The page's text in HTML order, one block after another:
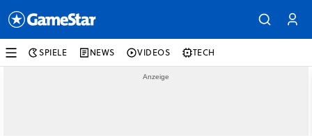
SPIELE NEWS VIDEOS TECH